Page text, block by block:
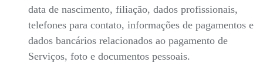
data de nascimento, filiação, dados profissionais,
telefones para contato, informações de pagamentos e
dados bancários relacionados ao pagamento de
Serviços, foto e documentos pessoais.